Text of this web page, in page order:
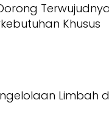
Khusus
Limbah di